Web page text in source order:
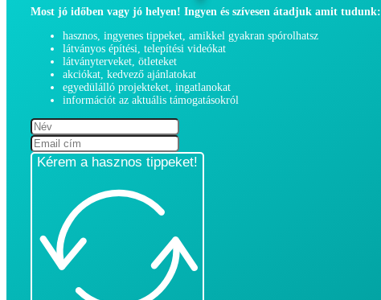
Most jó időben vagy jó helyen! Ingyen és szívesen átadjuk amit tudunk:
hasznos, ingyenes tippeket, amikkel gyakran spórolhatsz
látványos építési, telepítési videókat
látványterveket, ötleteket
akciókat, kedvező ajánlatokat
egyedülálló projekteket, ingatlanokat
információt az aktuális támogatásokról
Kérem a hasznos tippeket!